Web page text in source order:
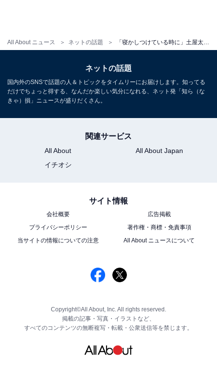
All About ニュース ネットの話題
ネットの話題
国内外のSNSで話題の人＆トピックをタイムリーにお届けします。知ってる
だけでちょっと得する、なんだか楽しい気分になれる、ネット発「知ら（な
きゃ）損」ニュースが盛りだくさん。
関連サービス
All About
All About Japan
イチオシ
サイト情報
会社概要
広告掲載
プライバシーポリシー
著作権・商標・免責事項
当サイトの情報についての注意
All About ニュースについて
Copyright©All About, Inc. All rights reserved.
掲載の記事・写真・イラストなど、
すべてのコンテンツの無断複写・転載・公衆送信等を禁じます。